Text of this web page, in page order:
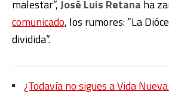
malestar”,José Luis Retana ha
comunicado, los rumores: “La
dividida”.
¿Todavía no sigues a Vida